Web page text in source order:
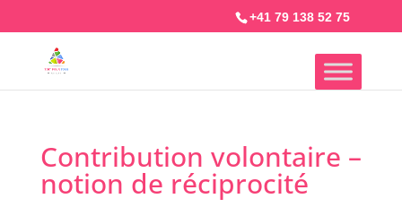
+41 79 138 52 75
Contribution volontaire –
notion de réciprocité